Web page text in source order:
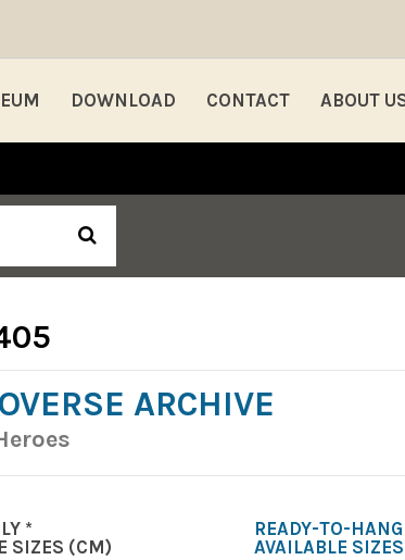
DOWNLOAD CONTACT ABOUT
ARCHIVE
*
SIZES (CM)
READY-TO-
AVAILABLE SIZES